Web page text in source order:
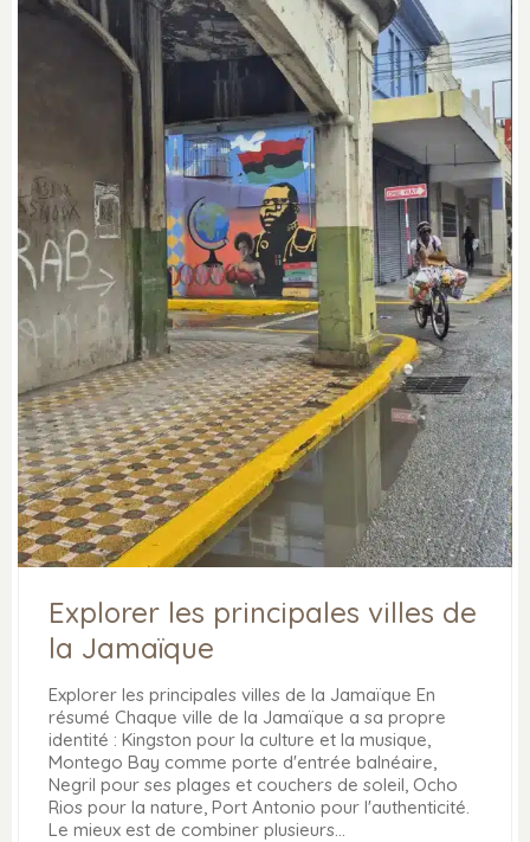
Explorer les principales villes de
la Jamaïque
Explorer les principales villes de la Jamaïque En
résumé Chaque ville de la Jamaïque a sa propre
identité : Kingston pour la culture et la musique,
Montego Bay comme porte d'entrée balnéaire,
Negril pour ses plages et couchers de soleil, Ocho
Rios pour la nature, Port Antonio pour l'authenticité.
Le mieux est de combiner plusieurs…